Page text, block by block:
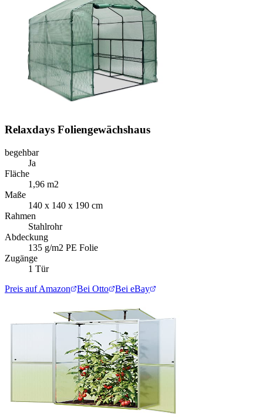
Relaxdays Foliengewächshaus
begehbar
Ja
Fläche
1,96 m2
Maße
140 x 140 x 190 cm
Rahmen
Stahlrohr
Abdeckung
135 g/m2 PE Folie
Zugänge
1 Tür
Preis auf Amazon
Bei Otto Bei eBay